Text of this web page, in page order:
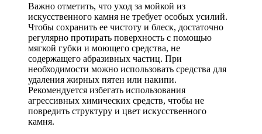
Важно отметить, что уход за мойкой из
искусственного камня не требует особых усилий.
Чтобы сохранить ее чистоту и блеск, достаточно
регулярно протирать поверхность с помощью
мягкой губки и моющего средства, не
содержащего абразивных частиц. При
необходимости можно использовать средства для
удаления жирных пятен или накипи.
Рекомендуется избегать использования
агрессивных химических средств, чтобы не
повредить структуру и цвет искусственного
камня.